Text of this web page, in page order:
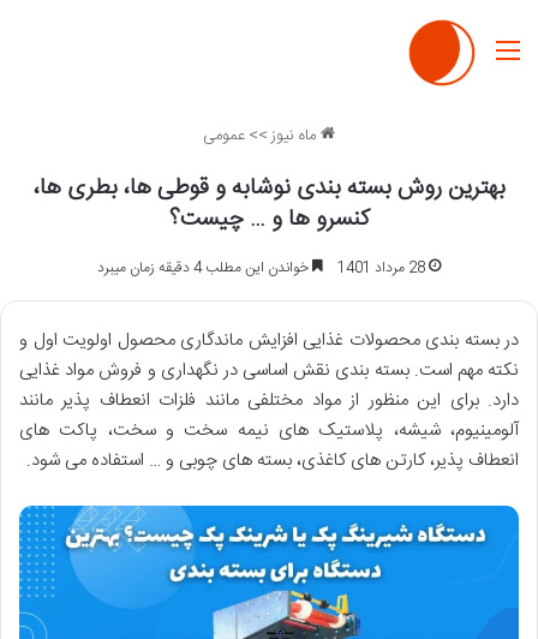
منو
ماه نیوز>>عمومی
بهترین روش بسته بندی نوشابه و قوطی ها، بطری ها،
کنسرو ها و … چیست؟
28 مرداد 1401 خواندن این مطلب 4 دقیقه زمان میبرد
در بسته بندی محصولات غذایی افزایش ماندگاری محصول اولویت اول و
نکته مهم است. بسته بندی نقش اساسی در نگهداری و فروش مواد غذایی
دارد. برای این منظور از مواد مختلفی مانند فلزات انعطاف پذیر مانند
آلومینیوم، شیشه، پلاستیک های نیمه سخت و سخت، پاکت های
انعطاف پذیر، کارتن های کاغذی، بسته های چوبی و … استفاده می شود.